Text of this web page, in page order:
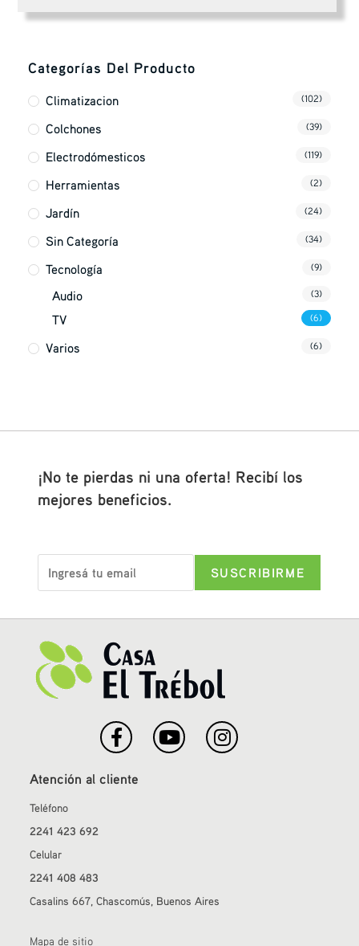
Categorías Del Producto
Climatizacion (102)
Colchones (39)
Electrodómesticos (119)
Herramientas (2)
Jardín (24)
Sin Categoría (34)
Tecnología (9)
Audio (3)
TV (6)
Varios (6)
¡No te pierdas ni una oferta! Recibí los
mejores beneficios.
Atención al cliente
Teléfono
2241 423 692
Celular
2241 408 483
Casalins 667, Chascomús, Buenos Aires
Mapa de sitio